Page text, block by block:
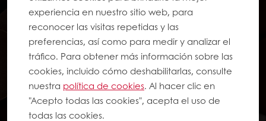
experiencia en nuestro sitio web, para
reconocer las visitas repetidas y las
preferencias, así como para medir y analizar el
tráfico. Para obtener más información sobre las
cookies, incluido cómo deshabilitarlas, consulte
nuestra política de cookies. Al hacer clic en
"Acepto todas las cookies", acepta el uso de
todas las cookies.